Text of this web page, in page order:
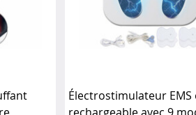
Électrostimulateur EMS